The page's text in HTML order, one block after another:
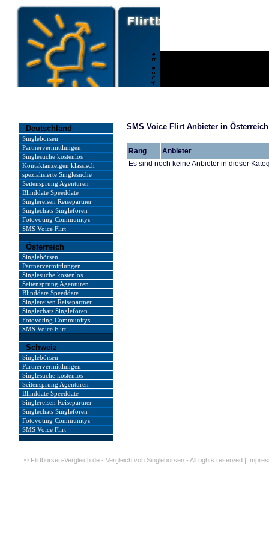
Deutschland
Singlebörsen
Partnervermittlungen
Singlesuche kostenlos
Kontaktanzeigen klassisch
spezialisierte Singlesuche
Seitensprung Agenturen
Blinddate Speeddate
Singlereisen Reisepartner
Singlechats Singleforen
Fotovoting Communitys
SMS Voice Flirt
Österreich
Singlebörsen
Partnervermittlungen
Singlesuche kostenlos
Seitensprung Agenturen
Blinddate Speeddate
Singlereisen Reisepartner
Singlechats Singleforen
Fotovoting Communitys
SMS Voice Flirt
Schweiz
Singlebörsen
Partnervermittlungen
Singlesuche kostenlos
Seitensprung Agenturen
Blinddate Speeddate
Singlereisen Reisepartner
Singlechats Singleforen
Fotovoting Communitys
SMS Voice Flirt
SMS Voice Flirt Anbieter in Österreich
Rang
Anbieter
Es sind noch keine Anbieter in dieser
© Flirtbörsen-Vergleich.de - Vergleich von Singlebörsen - All rights reserved |